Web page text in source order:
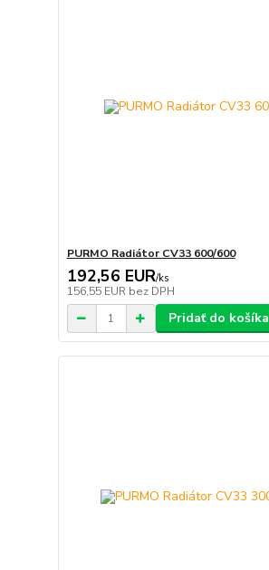
PURMO Radiátor CV33 600/600
192,56 EUR/ks
156,55 EUR bez DPH
Pridať do košíka